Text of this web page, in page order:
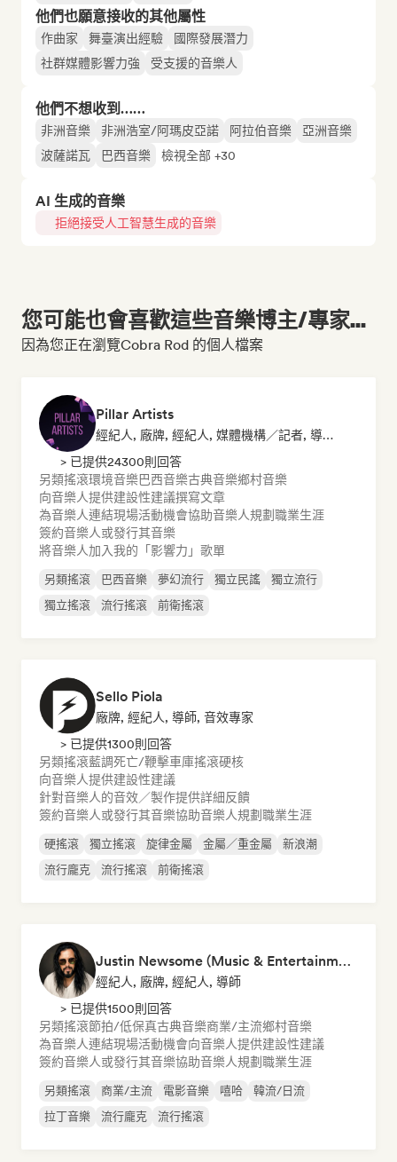
他們也願意接收的其他屬性
作曲家 舞臺演出經驗
國際發展潛力
社群媒體影響力強
受支援的音樂人
他們不想收到……
非洲音樂 非洲浩室/阿瑪皮亞諾 阿拉伯音樂
亞洲音樂
波薩諾瓦
巴西音樂 檢視全部 +30
AI 生成的音樂
拒絕接受人工智慧生成的音樂
您可能也會喜歡這些音樂博主/專家...
因為您正在瀏覽Cobra Rod 的個人檔案
Pillar Artists
經紀人, 廠牌, 經紀人, 媒體機構／記者, 導師, 歌單音樂博主
> 已提供24300則回答
另類搖滾環境音樂巴西音樂古典音樂鄉村音樂
向音樂人提供建設性建議撰寫文章
為音樂人連結現場活動機會協助音樂人規劃職業生涯
簽約音樂人或發行其音樂
將音樂人加入我的「影響力」歌單
另類搖滾 巴西音樂 夢幻流行 獨立民謠
獨立流行
獨立搖滾
流行搖滾 前衛搖滾
Sello Piola
廠牌, 經紀人, 導師, 音效專家
> 已提供1300則回答
另類搖滾藍調死亡/鞭擊車庫搖滾硬核
向音樂人提供建設性建議
針對音樂人的音效／製作提供詳細反饋
簽約音樂人或發行其音樂協助音樂人規劃職業生涯
硬搖滾 獨立搖滾 旋律金屬 金屬／重金屬
新浪潮
流行龐克
流行搖滾 前衛搖滾
Justin Newsome (Music & Entertainment Executive | A&R, Artist Development & Partnerships | Applied AI & Systems Strategy)
經紀人, 廠牌, 經紀人, 導師
> 已提供1500則回答
另類搖滾節拍/低保真古典音樂商業/主流鄉村音樂
為音樂人連結現場活動機會向音樂人提供建設性建議
簽約音樂人或發行其音樂協助音樂人規劃職業生涯
另類搖滾 商業/主流 電影音樂 嘻哈
韓流/日流
拉丁音樂
流行龐克 流行搖滾